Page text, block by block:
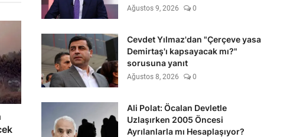
Ağustos 9, 2026 0
Cevdet Yılmaz'dan "Çerçeve yasa
Demirtaş'ı kapsayacak mı?"
sorusuna yanıt
Ağustos 8, 2026 0
Ali Polat: Öcalan Devletle
Uzlaşırken 2005 Öncesi
Ayrılanlarla mı Hesaplaşıyor?